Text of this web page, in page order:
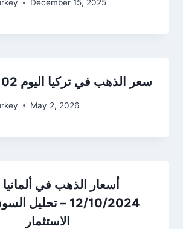
December 15, 2025
سعر الذهب في تركيا اليوم 02 مايو 2026
May 2, 2026
أسعار الذهب في ألمانيا
12/10/2024 –
الاستثمار